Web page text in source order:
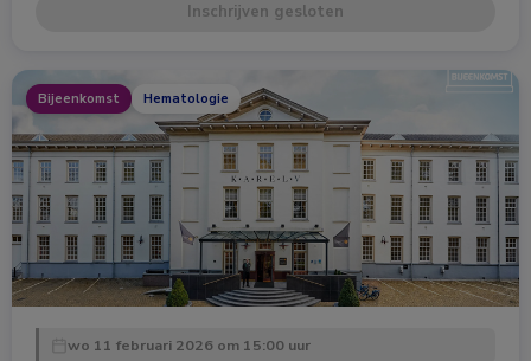
Inschrijven gesloten
Bijeenkomst Hematologie
wo 11 februari 2026 om 15:00 uur